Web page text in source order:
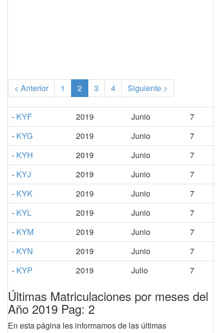
< Anterior 1 2 (current)
3 4 Siguiente >
- KYF 2019 Junio
7
- KYG 2019 Junio
7
- KYH 2019 Junio
7
- KYJ 2019 Junio
7
- KYK 2019 Junio
7
- KYL 2019 Junio
7
- KYM 2019 Junio
7
- KYN 2019 Junio
7
- KYP 2019 Julio 7
Últimas Matriculaciones por meses del
Año 2019 Pag: 2
En esta página les informamos de las últimas